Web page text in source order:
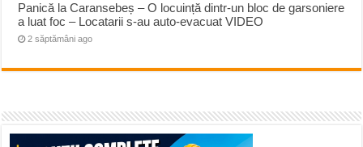
Panică la Caransebeș – O locuință dintr-un bloc de garsoniere
a luat foc – Locatarii s-au auto-evacuat VIDEO
2 săptămâni ago